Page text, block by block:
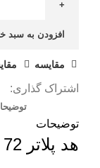
افزودن به سبد
مقايسه
اشتراک گذاری:
توضیحات
هد پلاتر 72 hp خاکستری | زرد